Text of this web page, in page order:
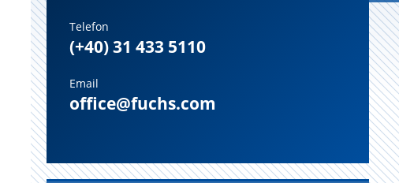
Telefon
(+40) 31 433 5110
Email
office@fuchs.com